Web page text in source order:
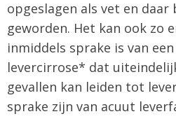
opgeslagen als vet en daar
geworden. Het kan ook zo
inmiddels sprake is van
levercirrose* dat
gevallen kan leiden tot
sprake zijn van acuut